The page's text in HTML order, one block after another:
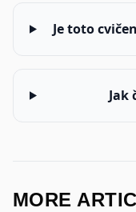
Je toto
Jak
MORE